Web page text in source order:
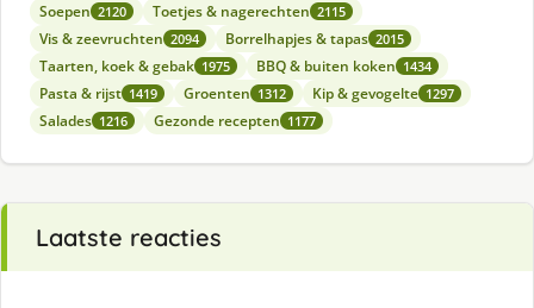
Soepen 2120 Toetjes & nagerechten 2115
Vis & zeevruchten 2094 Borrelhapjes & tapas 2015
Taarten, koek & gebak 1975 BBQ & buiten koken 1434
Pasta & rijst 1419 Groenten 1312 Kip & gevogelte 1297
Salades 1216 Gezonde recepten 1177
Laatste reacties